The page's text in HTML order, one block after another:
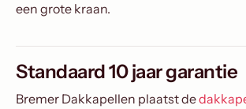
een grote kraan.
Standaard 10 jaar garantie
Bremer Dakkapellen plaatst de